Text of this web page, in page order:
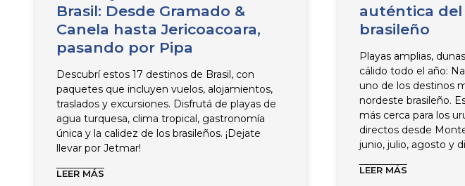
Brasil: Desde Gramado &
Canela hasta Jericoacoara,
pasando por Pipa
Descubrí estos 17 destinos de Brasil, con
paquetes que incluyen vuelos, alojamientos,
traslados y excursiones. Disfrutá de playas de
agua turquesa, clima tropical, gastronomía
única y la calidez de los brasileños. ¡Dejate
llevar por Jetmar!
LEER MÁS
auténtica
brasileño
Playas amplias,
cálido todo el año:
uno de los destinos
nordeste brasileño.
más cerca para los
directos desde
junio, julio, agosto y
LEER MÁS